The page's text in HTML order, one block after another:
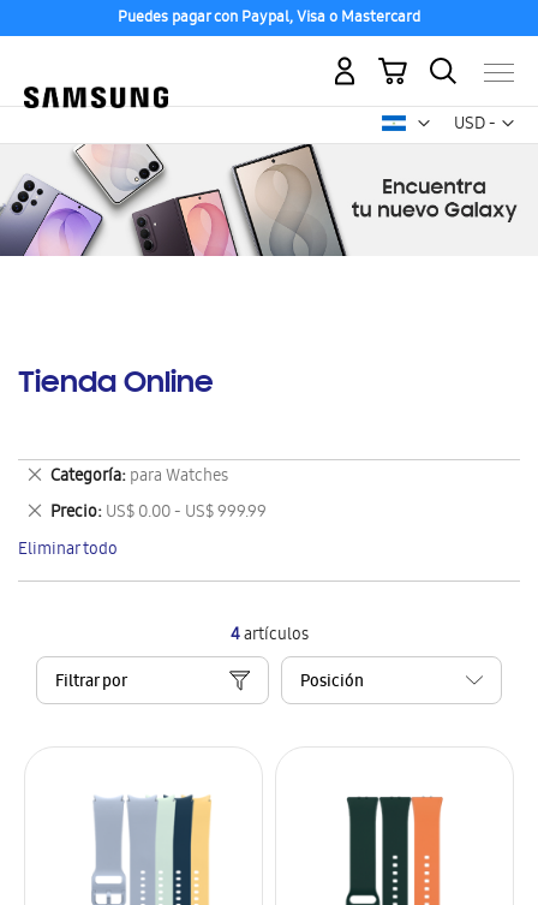
Puedes pagar con Paypal, Visa o Mastercard
USD -
dólar
Mi carrito
Tienda Online
4artículos
Filtrar por
Categoría para Watches
Eliminar
este
artículo
Precio US$ 0.00 - US$ 999.99
Eliminar
este
artículo
Eliminar todo